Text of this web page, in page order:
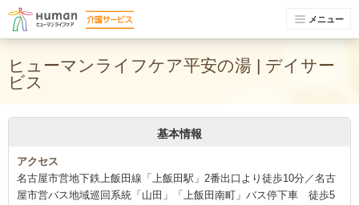
メニュー
ヒューマンライフケア平安の湯 | デイサー
ビス
基本情報
アクセス
名古屋市営地下鉄上飯田線「上飯田駅」2番出口より徒歩10分／名古
屋市営バス地域巡回系統「山田」「上飯田南町」バス停下車 徒歩5